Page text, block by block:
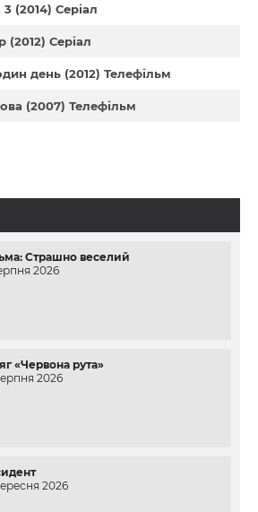
(2014) Серіал
(2012) Серіал
день (2012) Телефільм
(2007) Телефільм
Страшно веселий
2026
«Червона рута»
2026
2026